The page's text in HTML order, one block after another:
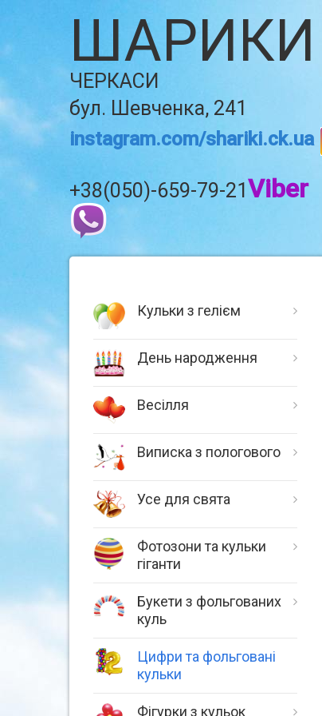
ШАРИКИ
ЧЕРКАСИ
бул. Шевченка, 241
instagram.com/shariki.ck.ua
+38(050)-659-79-21Viber
Кульки з гелієм
День народження
Весілля
Виписка з пологового
Усе для свята
Фотозони та кульки
гіганти
Букети з фольгованих
куль
Цифри та фольговані
кульки
Фігурки з кульок